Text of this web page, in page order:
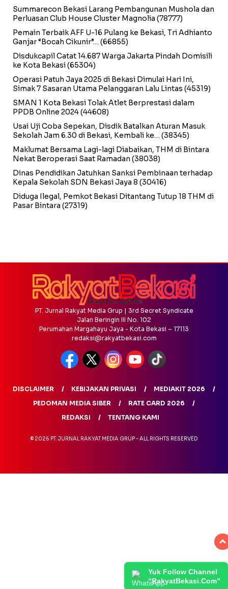
Summarecon Bekasi Larang Pembangunan Mushola dan
Perluasan Club House Cluster Magnolia (78777)
Pemain Terbaik AFF U-16 Pulang ke Bekasi, Tri Adhianto
Ganjar “Bocah Cikunir”… (66855)
Disdukcapil Catat 14.687 Warga Jakarta Pindah Domisili
ke Kota Bekasi(65304)
Operasi Patuh Jaya 2025 di Bekasi Dimulai Hari Ini,
Simak 7 Sasaran Utama Pelanggaran Lalu Lintas (45319)
SMAN 1 Kota Bekasi Tolak Atlet Berprestasi dalam
PPDB Online 2024(44608)
Usai Uji Coba Sepekan, Disdik Batalkan Aturan Masuk
Sekolah Jam 6.30 di Bekasi, Kembali ke… (38345)
Maklumat Bersama Lagi-lagi Diabaikan, THM di Bintara
Nekat Beroperasi Saat Ramadan (38038)
Dinas Pendidikan Jatuhkan Sanksi Pembinaan terhadap
Kepala Sekolah SDN Bekasi Jaya 8 (30416)
Diduga Ilegal, Pemkot Bekasi Ditantang Tutup 18 THM di
Pasar Bintara (27319)
Yuk Follow Channel
“RakyatBekasi.Com”
PT. Jurnal Rakyat Media Grup | 3rd Secret Syndicate
Jalan Beringin III No. 102
Perumahan Margahayu Jaya - Kota Bekasi – 17113
redaksi@rakyatbekasi.com
DISCLAIMER KEBIJAKAN PRIVASI
MEDIAKIT 2026
PEDOMAN MEDIA SIBER
RATE CARD 2026
REDAKSI
TENTANG KAMI
© 2026 PT. JURNAL RAKYAT MEDIA GRUP - ALL RIGHTS RESERVED